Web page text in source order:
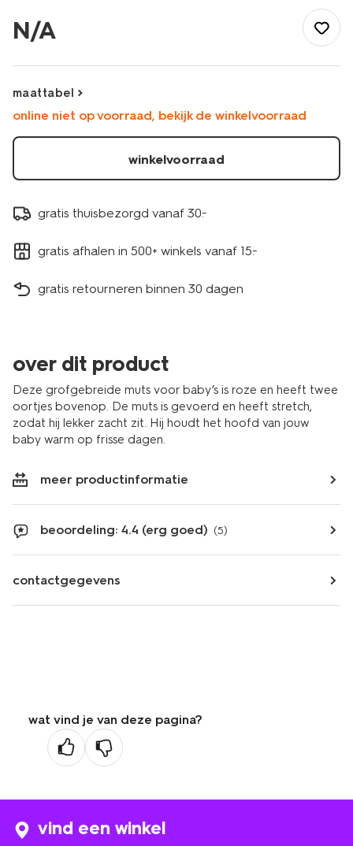
met-
oren-
33200085PINK.html
N/A
maattabel
online niet op voorraad, bekijk de winkelvoorraad
winkelvoorraad
gratis thuisbezorgd vanaf 30.-
gratis afhalen in 500+ winkels vanaf 15.-
gratis retourneren binnen 30 dagen
over dit product
Deze grofgebreide muts voor baby’s is roze en heeft twee
oortjes bovenop. De muts is gevoerd en heeft stretch,
zodat hij lekker zacht zit. Hij houdt het hoofd van jouw
baby warm op frisse dagen.
meer productinformatie
beoordeling: 4.4 (erg goed) (5)
contactgegevens
wat vind je van deze pagina?
vind een winkel